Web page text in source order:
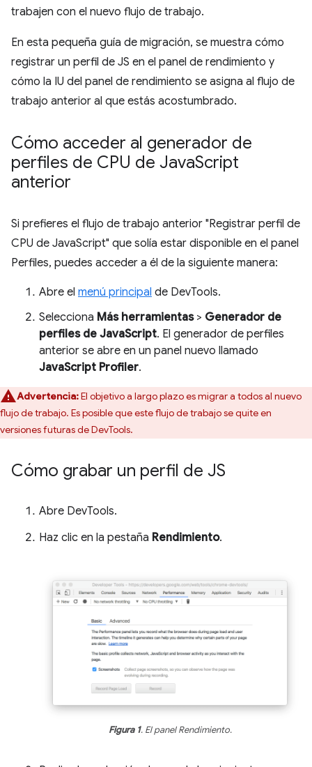
trabajen con el nuevo flujo de trabajo.
En esta pequeña guía de migración, se muestra cómo
registrar un perfil de JS en el panel de rendimiento y
cómo la IU del panel de rendimiento se asigna al flujo de
trabajo anterior al que estás acostumbrado.
Cómo acceder al generador de
perfiles de CPU de JavaScript
anterior
Si prefieres el flujo de trabajo anterior "Registrar perfil de
CPU de JavaScript" que solía estar disponible en el panel
Perfiles, puedes acceder a él de la siguiente manera:
Abre el menú principal de DevTools.
Selecciona Más herramientas> Generador de
perfiles de JavaScript. El generador de perfiles
anterior se abre en un panel nuevo llamado
JavaScript Profiler.
Advertencia:El objetivo a largo plazo es migrar a todos al nuevo
flujo de trabajo. Es posible que este flujo de trabajo se quite en
versiones futuras de DevTools.
Cómo grabar un perfil de JS
Abre DevTools.
Haz clic en la pestaña Rendimiento.
Figura 1. El panel Rendimiento.